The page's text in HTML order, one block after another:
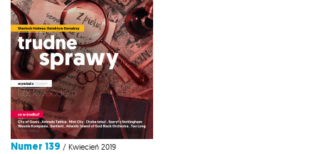
Numer 139 / Kwiecień 2019